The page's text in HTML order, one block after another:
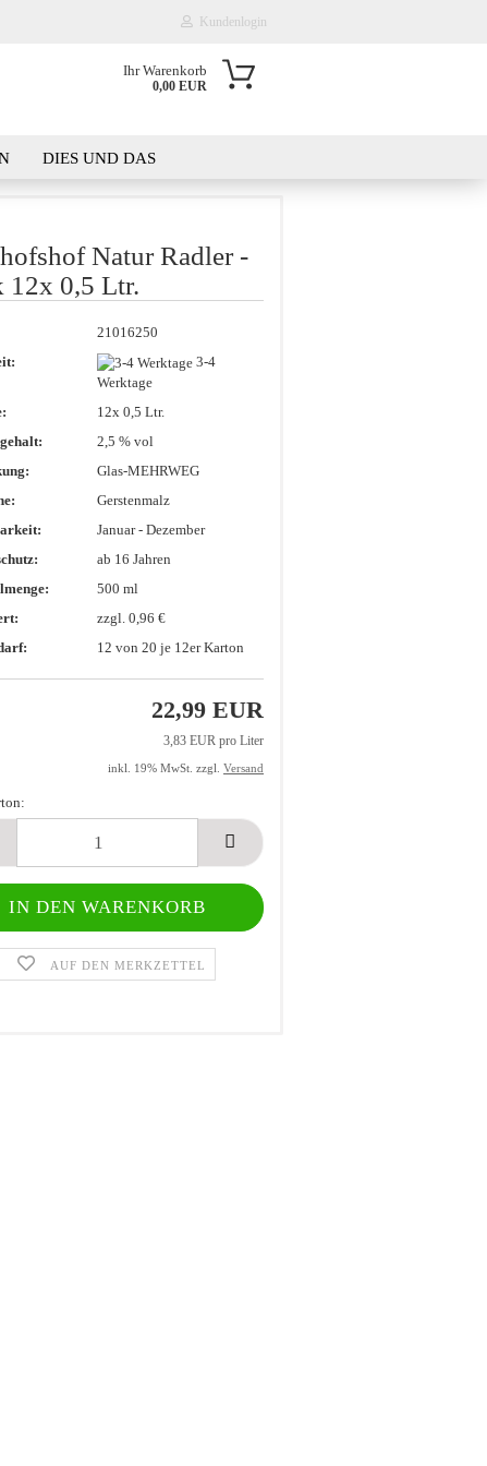
Kundenlogin
vergessen?
Ihr Warenkorb
0,00 EUR
DIES UND DAS
Natur Rad­ler -
12x 0,5 Ltr.
21016250
3-4
Werktage
12x 0,5 Ltr.
2,5 % vol
Glas-MEHRWEG
Gerstenmalz
Januar - Dezember
ab 16 Jahren
500 ml
zzgl. 0,96 €
12 von 20 je 12er Karton
22,99 EUR
3,83 EUR pro Liter
inkl. 19% MwSt. zzgl. Versand
AUF DEN MERKZETTEL